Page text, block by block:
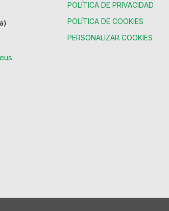
POLÍTICA DE PRIVACIDAD
POLÍTICA DE COOKIES
PERSONALIZAR COOKIES